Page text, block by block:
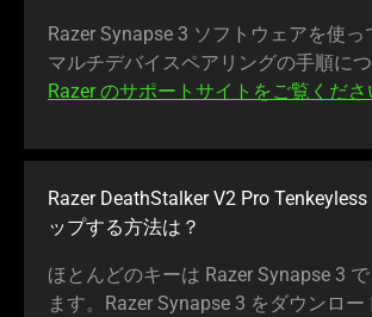
Razer Synapse 3 ソフトウェアを使っ
マルチデバイスペアリングの手順につ
Razer のサポートサイトをご覧くださ
Razer DeathStalker V2 Pro
ップする方法は？
ほとんどのキーは Razer Synapse 3
ます。Razer Synapse 3 をダウンロー